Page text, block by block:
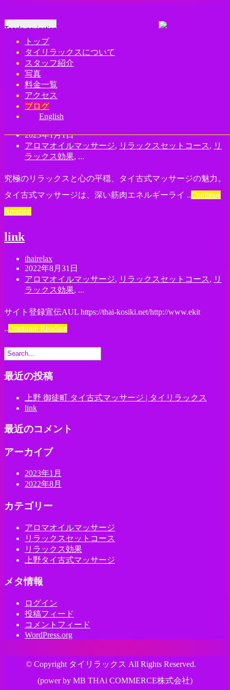
Toggle navigation
トップ
タイリラックスについて
スタッフ紹介
写真
料金一覧
アクセス
ブログ
English
上野 御徒町 タイ古式マッサージ
上野 御徒町 タイ古式マッサージ | タイ
リラックス
2023年1月1日
アロマオイルマッサージ, リラックスセットコース, リ
ラックス効果, ...
究極のリラックスと心の平穏、タイ古式マッサージの魅力。
タイ古式マッサージは、深い筋肉エネルギーライ ..Continue
Reading
link
thairelax
2022年8月31日
アロマオイルマッサージ, リラックスセットコース, リ
ラックス効果, ...
サイト登録宣伝AUL https://thai-kosiki.net/http://www.ekit
..Continue Reading
最近の投稿
上野 御徒町 タイ古式マッサージ | タイリラックス
link
最近のコメント
アーカイブ
2023年1月
2022年8月
カテゴリー
アロマオイルマッサージ
リラックスセットコース
リラックス効果
上野タイ古式マッサージ
メタ情報
ログイン
投稿フィード
コメントフィード
WordPress.org
© Copyright タイリラックス All Rights Reserved.
(power by MB THAi COMMERCE株式会社)